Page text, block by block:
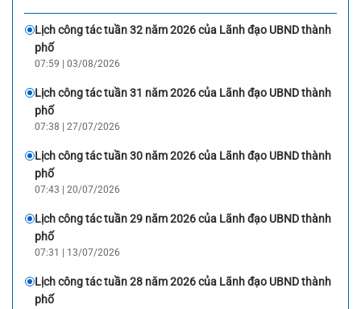
Lịch công tác tuần 32 năm 2026 của Lãnh đạo UBND thành
phố
07:59 | 03/08/2026
Lịch công tác tuần 31 năm 2026 của Lãnh đạo UBND thành
phố
07:38 | 27/07/2026
Lịch công tác tuần 30 năm 2026 của Lãnh đạo UBND thành
phố
07:43 | 20/07/2026
Lịch công tác tuần 29 năm 2026 của Lãnh đạo UBND thành
phố
07:31 | 13/07/2026
Lịch công tác tuần 28 năm 2026 của Lãnh đạo UBND thành
phố